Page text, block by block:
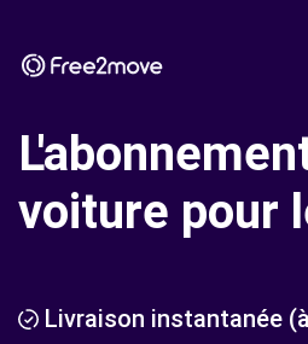
voiture pour
Livraison instantanée